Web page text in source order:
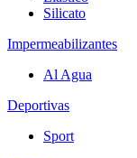
Silicato
Impermeabilizantes
Al Agua
Deportivas
Sport